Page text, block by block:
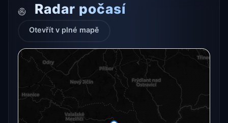
Radar počasí
Otevřít v plné mapě
Radarový snímek momentálně není dostupný.